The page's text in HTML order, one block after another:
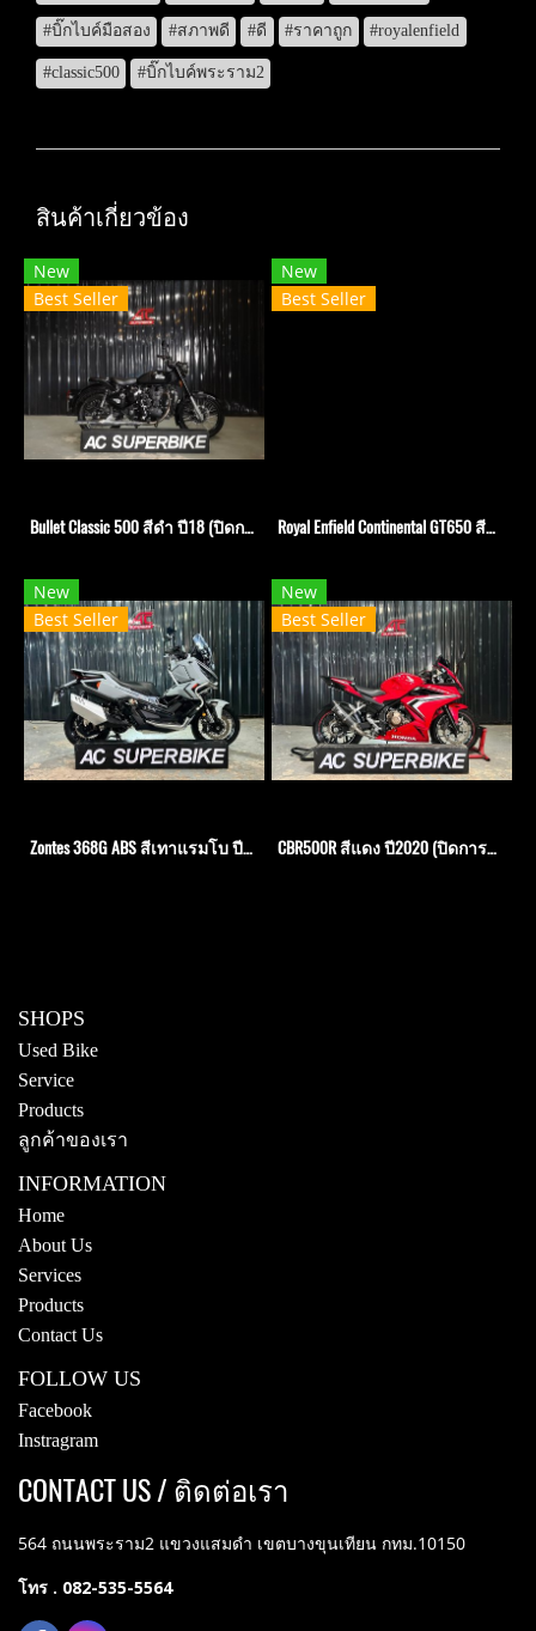
#บิ๊กไบค์มือสอง #สภาพดี #ดี #ราคาถูก #royalenfield
#classic500 #บิ๊กไบค์พระราม2
สินค้าเกี่ยวข้อง
New
Best Seller
Bullet Classic 500 สีดำ ปี18 (ปิดการขาย)
New
Best Seller
Royal Enfield Continental GT650 สีดำ ปี​21 (ปิดการขาย)
New
Best Seller
Zontes 368G ABS สีเทาแรมโบ ปี25
New
Best Seller
CBR500R สีแดง ปี2020 (ปิดการขาย)
SHOPS
Used Bike
Service
Products
ลูกค้าของเรา
INFORMATION
Home
About Us
Services
Products
Contact Us
FOLLOW US
Facebook
Instragram
CONTACT US / ติดต่อเรา
564 ถนนพระราม2 แขวงแสมดำ เขตบางขุนเทียน กทม.10150
โทร . 082-535-5564